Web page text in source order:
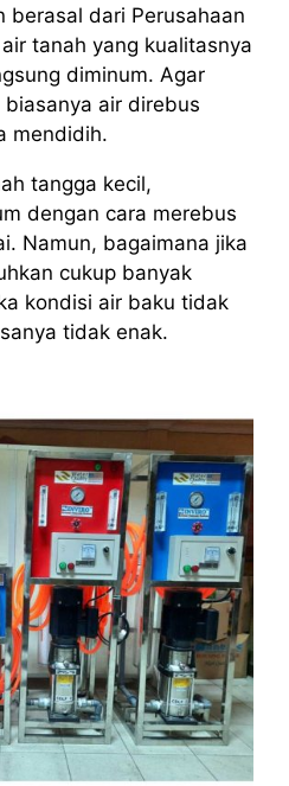
berasal dari Perusahaan
tanah yang kualitasnya
diminum. Agar
air direbus
mendidih.
tangga kecil,
dengan cara merebus
Namun, bagaimana jika
cukup banyak
kondisi air baku tidak
tidak enak.